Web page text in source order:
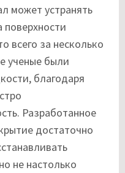
может устранять
всего за несколько
ученые были
благодаря
Разработанное
достаточно
не настолько